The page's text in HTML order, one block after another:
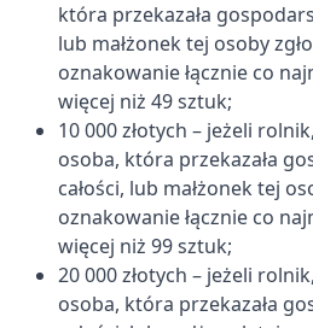
która przekazała
lub małżonek tej osoby
oznakowanie łącznie co
więcej niż 49 sztuk;
10 000 złotych – jeżeli
osoba, która przekazała
całości, lub małżonek tej
oznakowanie łącznie co
więcej niż 99 sztuk;
20 000 złotych – jeżeli
osoba, która przekazała